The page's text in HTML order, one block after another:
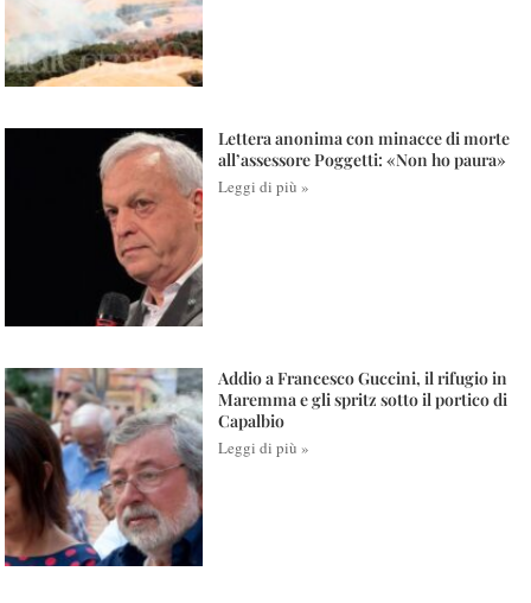
Lettera anonima con minacce di morte
all’assessore Poggetti: «Non ho paura»
Leggi di più »
Addio a Francesco Guccini, il rifugio in
Maremma e gli spritz sotto il portico di
Capalbio
Leggi di più »